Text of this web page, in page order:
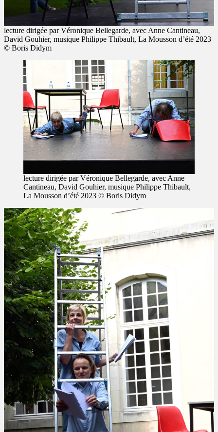
lecture dirigée par Véronique Bellegarde, avec Anne Cantineau,
David Gouhier, musique Philippe Thibault, La Mousson d’été 2023
© Boris Didym
lecture dirigée par Véronique Bellegarde, avec Anne
Cantineau, David Gouhier, musique Philippe Thibault,
La Mousson d’été 2023 © Boris Didym